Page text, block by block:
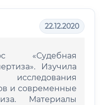
22.12.2020
«Судебная
Изучила
и современные
Материалы